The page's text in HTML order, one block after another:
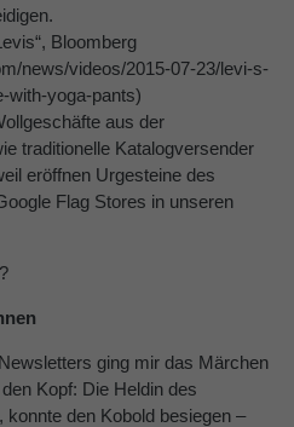
Bloomberg
news/videos/2015-07-23/levi-s-
with-yoga-pants)
aus der
traditionelle Katalogversender
eröffnen Urgesteine des
Flag Stores in unseren
ging mir das Märchen
Kopf: Die Heldin des
den Kobold besiegen –